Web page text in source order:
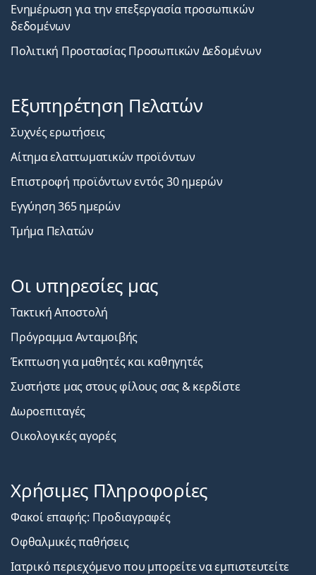
Ενημέρωση για την επεξεργασία προσωπικών
δεδομένων
Πολιτική Προστασίας Προσωπικών Δεδομένων
Εξυπηρέτηση Πελατών
Συχνές ερωτήσεις
Αίτημα ελαττωματικών προϊόντων
Επιστροφή προϊόντων εντός 30 ημερών
Εγγύηση 365 ημερών
Τμήμα Πελατών
Οι υπηρεσίες μας
Τακτική Αποστολή
Πρόγραμμα Ανταμοιβής
Έκπτωση για μαθητές και καθηγητές
Συστήστε μας στους φίλους σας & κερδίστε
Δωροεπιταγές
Οικολογικές αγορές
Χρήσιμες Πληροφορίες
Φακοί επαφής: Προδιαγραφές
Οφθαλμικές παθήσεις
Ιατρικό περιεχόμενο που μπορείτε να εμπιστευτείτε